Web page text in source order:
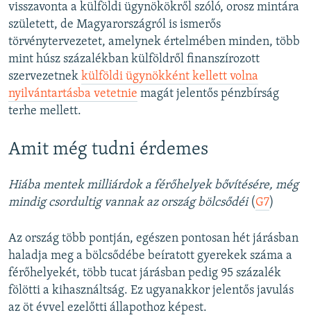
visszavonta a külföldi ügynökökről szóló, orosz mintára
született, de Magyarországról is ismerős
törvénytervezetet, amelynek értelmében minden, több
mint húsz százalékban külföldről finanszírozott
szervezetnek külföldi ügynökként kellett volna
nyilvántartásba vetetnie magát jelentős pénzbírság
terhe mellett.
Amit még tudni érdemes
Hiába mentek milliárdok a férőhelyek bővítésére, még
mindig csordultig vannak az ország bölcsődéi(G7)
Az ország több pontján, egészen pontosan hét járásban
haladja meg a bölcsődébe beíratott gyerekek száma a
férőhelyekét, több tucat járásban pedig 95 százalék
fölötti a kihasználtság. Ez ugyanakkor jelentős javulás
az öt évvel ezelőtti állapothoz képest.